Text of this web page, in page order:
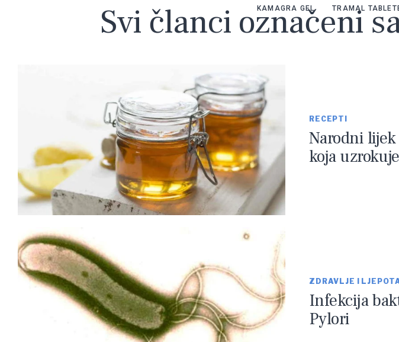
KAMAGRA GEL TRAMAL
Svi članci označeni
RECEPTI
Narodni
koja
ZDRAVLJE I
Infekcija
Pylori